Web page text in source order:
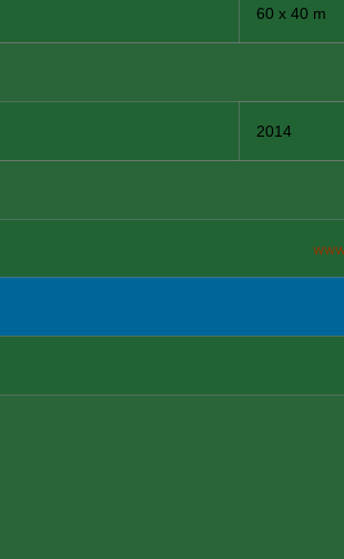
60 x 40 m
2014